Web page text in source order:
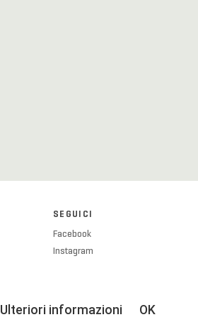
SEGUICI
Facebook
Instagram
Ulteriori informazioni OK